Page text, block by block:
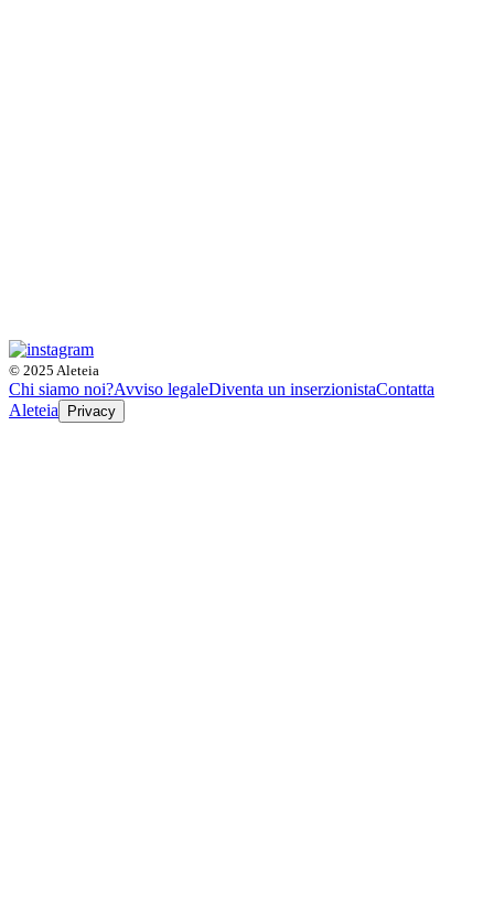
© 2025 Aleteia
Chi siamo noi?Avviso legaleDiventa un inserzionistaContatta
Aleteia
Privacy